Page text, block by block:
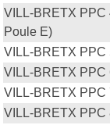
VILL-BRETX PPC
Poule E)
VILL-BRETX PPC
VILL-BRETX PPC
VILL-BRETX PPC
VILL-BRETX PPC